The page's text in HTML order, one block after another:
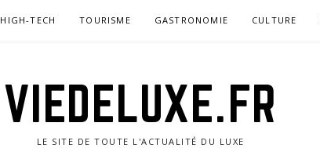
HIGH-TECH TOURISME GASTRONOMIE CULTURE
VIEDELUXE.FR
LE SITE DE TOUTE L'ACTUALITÉ DU LUXE